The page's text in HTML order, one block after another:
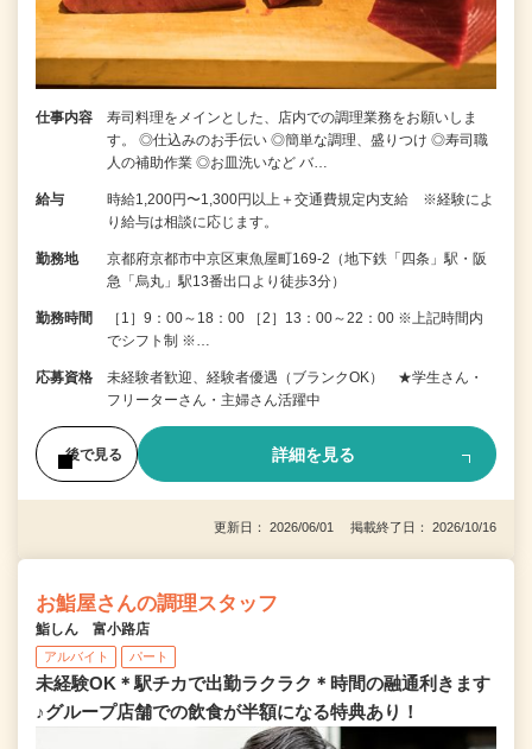
仕事内容
寿司料理をメインとした、店内での調理業務をお願いしま
す。 ◎仕込みのお手伝い ◎簡単な調理、盛りつけ ◎寿司職
人の補助作業 ◎お皿洗いなど バ…
給与
時給1,200円〜1,300円以上＋交通費規定内支給 ※経験によ
り給与は相談に応じます。
勤務地
京都府京都市中京区東魚屋町169-2（地下鉄「四条」駅・阪
急「烏丸」駅13番出口より徒歩3分）
勤務時間
［1］9：00～18：00 ［2］13：00～22：00 ※上記時間内
でシフト制 ※…
応募資格
未経験者歓迎、経験者優遇（ブランクOK） ★学生さん・
フリーターさん・主婦さん活躍中
後で見る 詳細を見る
更新日： 2026/06/01 掲載終了日： 2026/10/16
お鮨屋さんの調理スタッフ
鮨しん 富小路店
アルバイト パート
未経験OK＊駅チカで出勤ラクラク＊時間の融通利きます
♪グループ店舗での飲食が半額になる特典あり！